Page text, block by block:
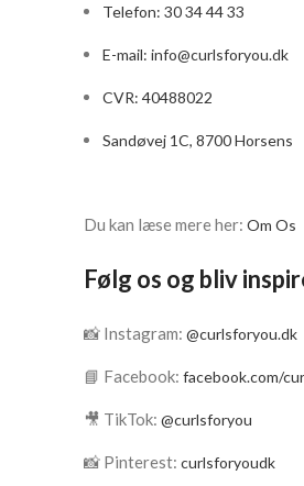
Telefon: 30 34 44 33
E-mail: info@curlsforyou.dk
CVR: 40488022
Sandøvej 1C, 8700 Horsens
Du kan læse mere her: Om Os
Følg os og bliv
📸 Instagram: @curlsforyou.dk
📘 Facebook: facebook.com/
🎥 TikTok: @curlsforyou
📸 Pinterest: curlsforyoudk